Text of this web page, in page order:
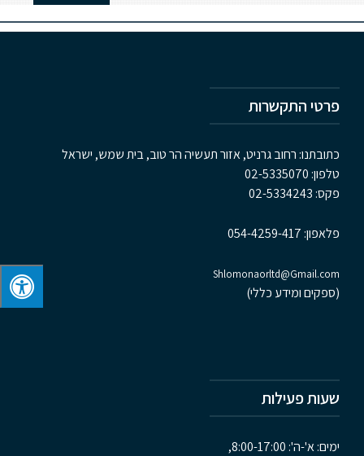
פרטי התקשרות
כתובתנו: רחוב גרניט, אזור תעשיה הר טוב, בית שמש, ישראל
טלפון: 02-5335070
פקס: 02-5334243
פלאפון: 054-4259-417
Shlomonaorltd@Gmail.com
(ספקים ומידע כללי)
שעות פעילות
ימים: א'-ה': 8:00-17:00,